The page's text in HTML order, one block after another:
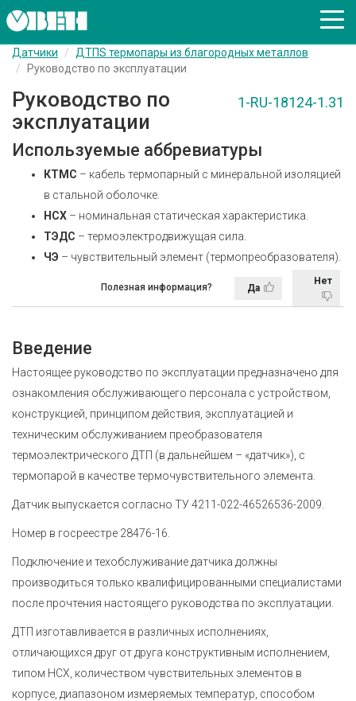
Датчики
ДТПS термопары из благородных металлов
Руководство по эксплуатации
1-RU-18124-1.31
Руководство по
эксплуатации
Используемые аббревиатуры
КТМС – кабель термопарный с минеральной изоляцией
в стальной оболочке.
НСХ – номинальная статическая характеристика.
ТЭДС – термоэлектродвижущая сила.
ЧЭ – чувствительный элемент (термопреобразователя).
Полезная информация? Да
Нет
Введение
Настоящее руководство по эксплуатации предназначено для
ознакомления обслуживающего персонала с устройством,
конструкцией, принципом действия, эксплуатацией и
техническим обслуживанием преобразователя
термоэлектрического ДТП (в дальнейшем – «датчик»), с
термопарой в качестве термочувствительного элемента.
Датчик выпускается согласно ТУ 4211-022-46526536-2009
Номер в госреестре 28476-16.
Подключение и техобслуживание датчика должны
производиться только квалифицированными специалистами
после прочтения настоящего руководства по эксплуатации.
ДТП изготавливается в различных исполнениях,
отличающихся друг от друга конструктивным исполнением,
типом НСХ, количеством чувствительных элементов в
корпусе, диапазоном измеряемых температур, способом